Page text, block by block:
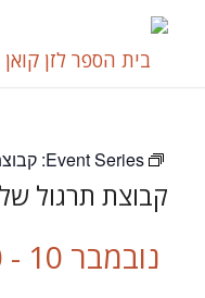
Event Series:
קבוצת תרגול
נובמבר 10 - 19:30